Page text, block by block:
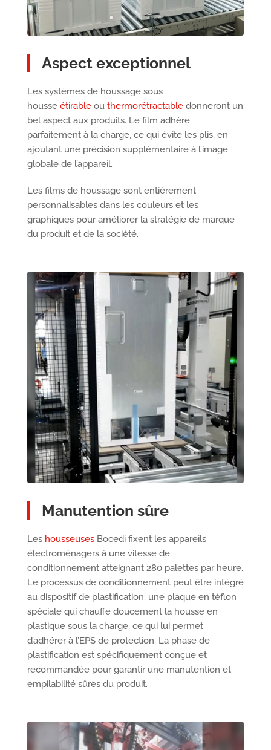
Aspect exceptionnel
Les systèmes de houssage sous
housse étirableou thermorétractabledonneront un
bel aspect aux produits. Le film adhère
parfaitement à la charge, ce qui évite les plis, en
ajoutant une précision supplémentaire à l’image
globale de l’appareil.
Les films de houssage sont entièrement
personnalisables dans les couleurs et les
graphiques pour améliorer la stratégie de marque
du produit et de la société.
Manutention sûre
Les housseusesBocedi fixent les appareils
électroménagers à une vitesse de
conditionnement atteignant 280 palettes par heure.
Le processus de conditionnement peut être intégré
au dispositif de plastification: une plaque en téflon
spéciale qui chauffe doucement la housse en
plastique sous la charge, ce qui lui permet
d’adhérer à l’EPS de protection. La phase de
plastification est spécifiquement conçue et
recommandée pour garantir une manutention et
empilabilité sûres du produit.